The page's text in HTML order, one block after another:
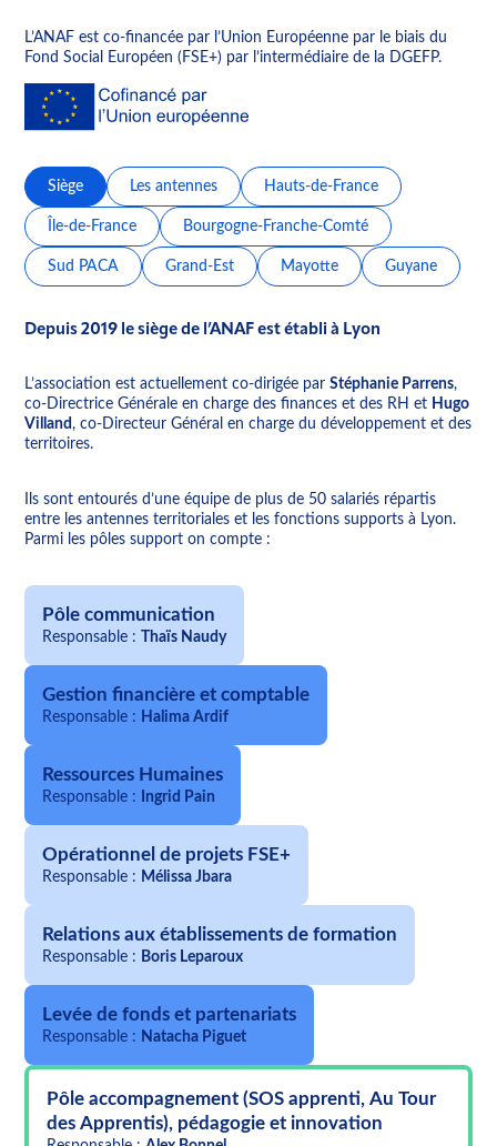
Siège Les antennes Hauts-de-France
Île-de-France Bourgogne-Franche-Comté
Sud PACA Grand-Est Mayotte Guyane
Depuis 2019 le siège de l’ANAF est établi à Lyon
L’association est actuellement co-dirigée parStéphanie Parrens,
co-Directrice Générale en charge des finances et des RH et Hugo
Villand, co-Directeur Général en charge du développement et des
territoires.
Ils sont entourés d’une équipe de plus de 50 salariés répartis
entre les antennes territoriales et les fonctions supports à Lyon.
Parmi les pôles support on compte :
Pôle communication
Responsable : Thaïs Naudy
Gestion financière et comptable
Responsable : Halima Ardif
Ressources Humaines
Responsable : Ingrid Pain
Opérationnel de projets FSE+
Responsable : Mélissa Jbara
Relations aux établissements de formation
Responsable : Boris Leparoux
Levée de fonds et partenariats
Responsable : Natacha Piguet
Pôle accompagnement (SOS apprenti, Au Tour
des Apprentis), pédagogie et innovation
L’ANAF est co-financée par l’Union Européenne par le biais du
Fond Social Européen (FSE+) par l’intermédiaire de la DGEFP.